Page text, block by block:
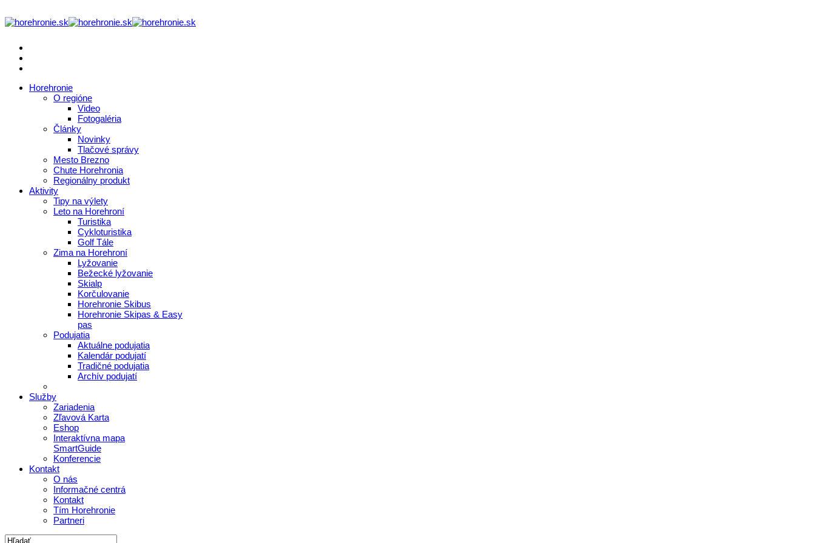
Horehronie
O regióne
Video
Fotogaléria
Články
Novinky
Tlačové správy
Mesto Brezno
Chute Horehronia
Regionálny produkt
Aktivity
Tipy na výlety
Leto na Horehroní
Turistika
Cykloturistika
Golf Tále
Zima na Horehroní
Lyžovanie
Bežecké lyžovanie
Skialp
Korčulovanie
Horehronie Skibus
Horehronie Skipas & Easy
pas
Podujatia
Aktuálne podujatia
Kalendár podujatí
Tradičné podujatia
Archív podujatí
Služby
Zariadenia
Zľavová Karta
Eshop
Interaktívna mapa
SmartGuide
Konferencie
Kontakt
O nás
Informačné centrá
Kontakt
Tím Horehronie
Partneri